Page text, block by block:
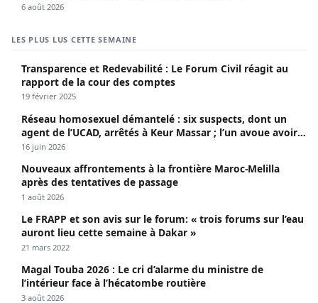
6 août 2026
LES PLUS LUS CETTE SEMAINE
Transparence et Redevabilité : Le Forum Civil réagit au
rapport de la cour des comptes
19 février 2025
Réseau homosexuel démantelé : six suspects, dont un
agent de l’UCAD, arrêtés à Keur Massar ; l’un avoue avoir
propagé le VIH depuis 2018
16 juin 2026
Nouveaux affrontements à la frontière Maroc-Melilla
après des tentatives de passage
1 août 2026
Le FRAPP et son avis sur le forum: « trois forums sur l’eau
auront lieu cette semaine à Dakar »
21 mars 2022
Magal Touba 2026 : Le cri d’alarme du ministre de
l’intérieur face à l’hécatombe routière
3 août 2026